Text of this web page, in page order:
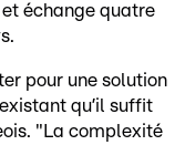
échange quatre
pour une solution
qu’il suffit
"La complexité